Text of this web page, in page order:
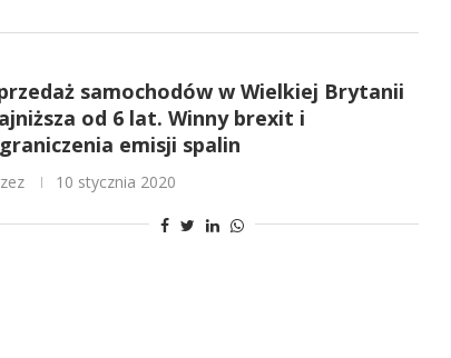
samochodów w Wielkiej Brytanii
od 6 lat. Winny brexit i
emisji spalin
10 stycznia 2020